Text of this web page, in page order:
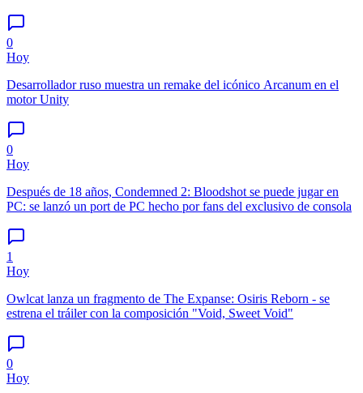
0
Hoy
Desarrollador ruso muestra un remake del icónico Arcanum en el
motor Unity
0
Hoy
Después de 18 años, Condemned 2: Bloodshot se puede jugar en
PC: se lanzó un port de PC hecho por fans del exclusivo de consola
1
Hoy
Owlcat lanza un fragmento de The Expanse: Osiris Reborn - se
estrena el tráiler con la composición "Void, Sweet Void"
0
Hoy